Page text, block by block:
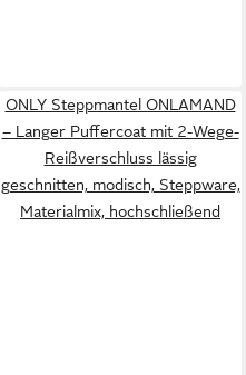
ONLY Steppmantel ONLAMAND
– Langer Puffercoat mit 2-Wege-
Reißverschluss lässig
geschnitten, modisch, Steppware,
Materialmix, hochschließend